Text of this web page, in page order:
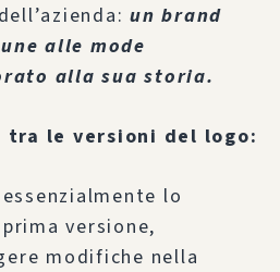
un brand
alle mode
alla sua storia.
tra le versioni del logo:
lo
versione,
modifiche nella